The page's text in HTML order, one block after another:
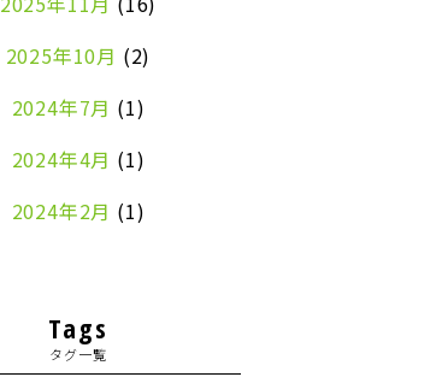
2025年10月 (2)
2024年7月 (1)
2024年4月 (1)
2024年2月 (1)
2023年8月
2023年7月(2)
Tags
タグ一覧